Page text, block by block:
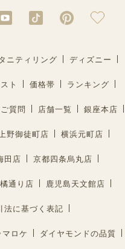
ニティリング ディズニー
ト 価格帯 ランキング
質問 店舗一覧 銀座本店
野御徒町店 横浜元町店
田店 京都四条烏丸店
通り店 鹿児島天文館店
法に基づく表記
マロケ ダイヤモンドの品質